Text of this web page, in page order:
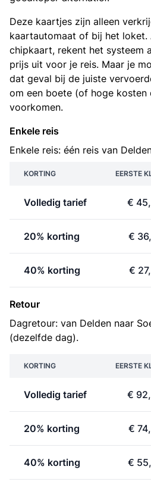
Deze kaartjes zijn alleen
kaartautomaat of bij het
chipkaart, rekent het systeem
prijs uit voor je reis. Maar je
dat geval bij de juiste
om een boete (of hoge
voorkomen.
Enkele reis
Enkele reis: één reis van
KORTING EERSTE
Volledig tarief €
20% korting €
40% korting €
Retour
Dagretour: van Delden naar
(dezelfde dag).
KORTING EERSTE
Volledig tarief €
20% korting €
40% korting €